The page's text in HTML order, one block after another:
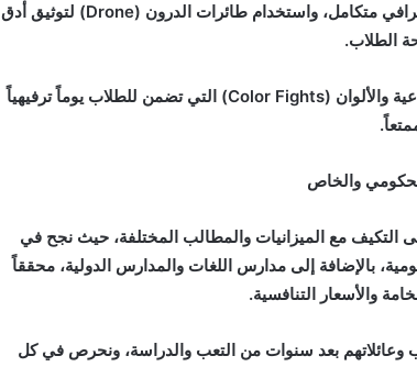
التوثيق المرئي الاحترافي: توفير طاقم تصوير سينمائي وفوتوغرافي متكامل، واستخدام طائرات الدرون (Drone) لتوثيق أدق
الطلاب.
تنظيم الـ “Fun Day”: ابتكار أفكار للمهرجانات والألعاب الجماعية والألوان (Color Fights) التي تضمن للطلاب يوماً ترفيهياً
والخاص
التكيف مع الميزانيات والمطالب المختلفة، حيث نجح في
بالإضافة إلى مدارس اللغات والمدارس الدولية، محققاً
والأسعار التنافسية.
بعد سنوات من التعب والدراسة، ونحرص في كل